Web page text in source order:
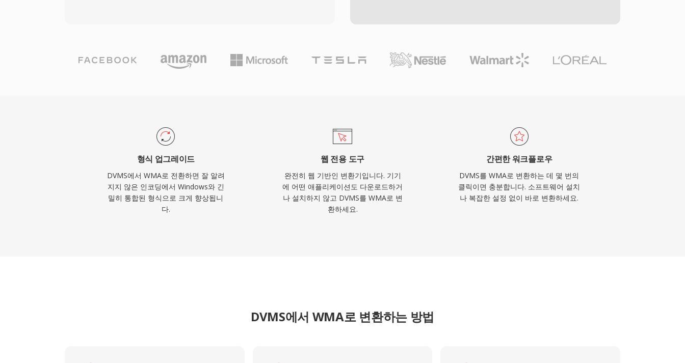
태계와의 긴밀한 통합으로 2000년대 내내 WMA에 강력한 배포 이점
을 제공했으며, 디지털 저작권 관리(DRM) 지원은 당시 온라인 음악
로스 플랫폼 지원이 개선되었지만, WMA는 비 Microsoft 기기에서
MP3나 AAC보다 호환성이 낮은 편입니다. 이 포맷은 레거시 미디어
라이브러리에 여전히 나타나지만, 스트리밍과 휴대용 사용에서는 새
로운 코덱이 대체로 그 자리를 차지했습니다.
형식 업그레이드
DVMS에서 WMA로 전환하면 잘 알려
지지 않은 인코딩에서 Windows와 긴
밀히 통합된 형식으로 크게 향상됩니
다.
웹 전용 도구
완전히 웹 기반인 변환기입니다. 기기
에 어떤 애플리케이션도 다운로드하거
나 설치하지 않고 DVMS를 WMA로 변
환하세요.
간편한 워크플로우
DVMS를 WMA로 변환하는 데 몇 번의
클릭이면 충분합니다. 소프트웨어 설치
나 복잡한 설정 없이 바로 변환하세요.
DVMS에서 WMA로 변환하는 방법